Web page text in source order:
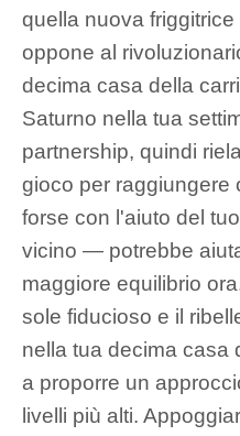
quella nuova
oppone al
decima casa della
Saturno nella tua
partnership, quindi
gioco per raggiungere
forse con l'aiuto del
vicino — potrebbe
maggiore equilibrio
sole fiducioso e il
nella tua decima casa
a proporre un
livelli più alti.